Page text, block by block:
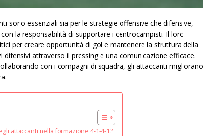
sono essenziali sia per le strategie offensive che difensive,
la responsabilità di supportare i centrocampisti. Il loro
per creare opportunità di gol e mantenere la struttura della
attraverso il pressing e una comunicazione efficace.
con i compagni di squadra, gli attaccanti migliorano
attaccanti nella formazione 4-1-4-1?